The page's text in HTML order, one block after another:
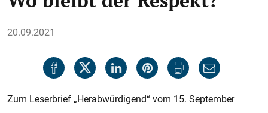
20.09.2021
Zum Leserbrief „Herabwürdigend“ vom 15. September